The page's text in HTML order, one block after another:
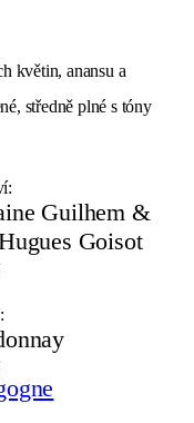
květin, anansu a
středně plné s tóny
Guilhem &
Goisot